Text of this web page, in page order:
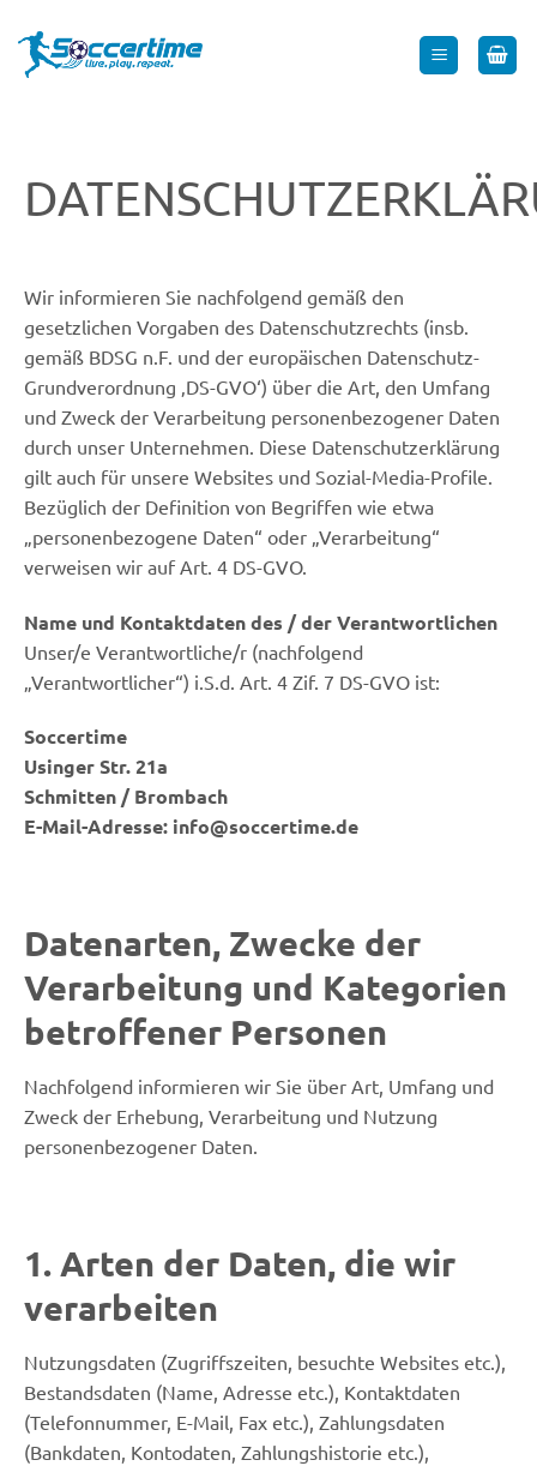
Inhalt
springen
Wir informieren Sie nachfolgend gemäß den
gesetzlichen Vorgaben des Datenschutzrechts (insb.
gemäß BDSG n.F. und der europäischen Datenschutz-
Grundverordnung ‚DS-GVO‘) über die Art, den Umfang
und Zweck der Verarbeitung personenbezogener Daten
durch unser Unternehmen. Diese Datenschutzerklärung
gilt auch für unsere Websites und Sozial-Media-Profile.
Bezüglich der Definition von Begriffen wie etwa
„personenbezogene Daten“ oder „Verarbeitung“
verweisen wir auf Art. 4 DS-GVO.
Name und Kontaktdaten des / der Verantwortlichen
Unser/e Verantwortliche/r (nachfolgend
„Verantwortlicher“) i.S.d. Art. 4 Zif. 7 DS-GVO ist:
Soccertime
Usinger Str. 21a
Schmitten / Brombach
E-Mail-Adresse: info@soccertime.de
Datenarten, Zwecke der
Verarbeitung und Kategorien
betroffener Personen
Nachfolgend informieren wir Sie über Art, Umfang und
Zweck der Erhebung, Verarbeitung und Nutzung
personenbezogener Daten.
1. Arten der Daten, die wir
verarbeiten
Nutzungsdaten (Zugriffszeiten, besuchte Websites etc.),
Bestandsdaten (Name, Adresse etc.), Kontaktdaten
(Telefonnummer, E-Mail, Fax etc.), Zahlungsdaten
(Bankdaten, Kontodaten, Zahlungshistorie etc.),